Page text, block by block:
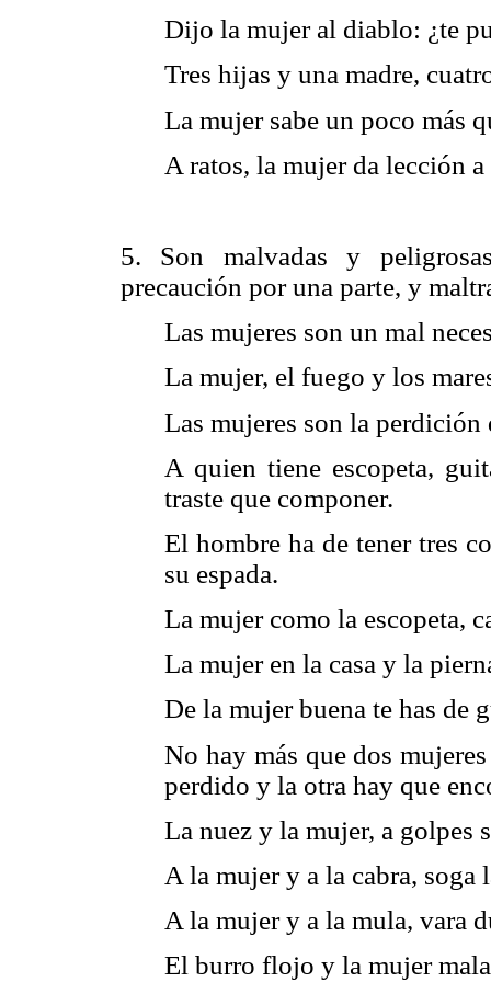
Dijo la mujer al diablo: ¿te
Tres hijas y una madre,
La mujer sabe un poco más
A ratos, la mujer da lección
5. Son malvadas y
precaución por una parte, y
Las mujeres son un mal
La mujer, el fuego y los
Las mujeres son la perdición
A quien tiene escopeta,
traste que componer.
El hombre ha de tener tres
su espada.
La mujer como la escopeta,
La mujer en la casa y la
De la mujer buena te has de
No hay más que dos
perdido y la otra hay que
La nuez y la mujer, a golpes
A la mujer y a la cabra, soga
A la mujer y a la mula, vara
El burro flojo y la mujer